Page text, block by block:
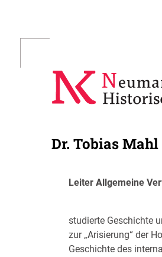
Dr. Tobias Mahl
Leiter Allgemeine
studierte Geschichte
zur „Arisierung“ der
Geschichte des